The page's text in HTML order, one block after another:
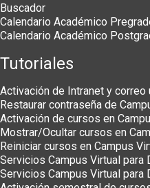
Buscador
Calendario Académico
Calendario Académico
Tutoriales
Activación de Intranet y correo
Restaurar contraseña de
Activación de cursos en
Mostrar/Ocultar cursos en
Reiniciar cursos en Campus
Servicios Campus Virtual para
Servicios Campus Virtual para